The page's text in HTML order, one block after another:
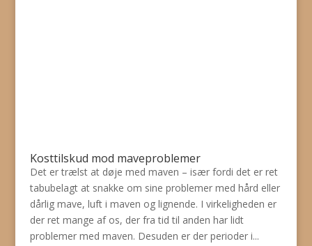
Kosttilskud mod maveproblemer
Det er trælst at døje med maven – især fordi det er ret
tabubelagt at snakke om sine problemer med hård eller
dårlig mave, luft i maven og lignende. I virkeligheden er
der ret mange af os, der fra tid til anden har lidt
problemer med maven. Desuden er der perioder i...